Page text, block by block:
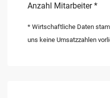
Anzahl Mitarbeiter *
* Wirtschaftliche Daten
uns keine Umsatzzahlen